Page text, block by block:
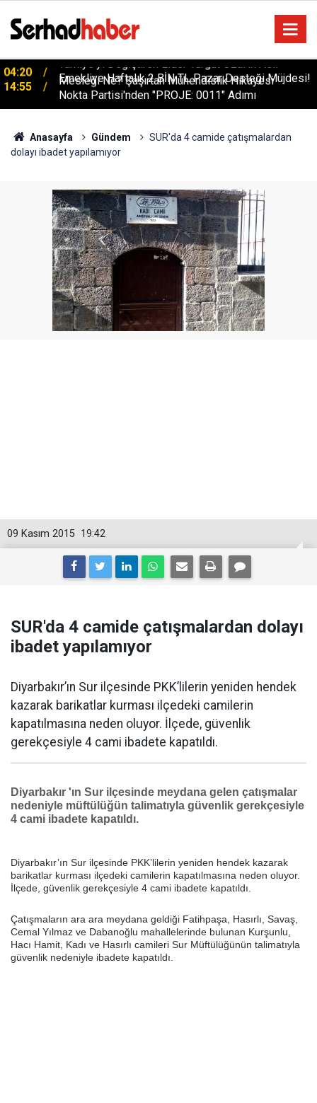
14:55
Emekliye Haftalık 2 BİN TL Pazar Desteği Müjdesi!
Nokta Partisi'nden "PROJE: 0011" Adımı
Anasayfa Gündem
SUR'da 4 camide çatışmalardan
dolayı ibadet yapılamıyor
19:42
09 Kasım 2015
SUR'da 4 camide çatışmalardan dolayı
ibadet yapılamıyor
Diyarbakır’ın Sur ilçesinde PKK’lilerin yeniden hendek
kazarak barikatlar kurması ilçedeki camilerin
kapatılmasına neden oluyor. İlçede, güvenlik
gerekçesiyle 4 cami ibadete kapatıldı.
Diyarbakır 'ın Sur ilçesinde meydana gelen çatışmalar
nedeniyle müftülüğün talimatıyla güvenlik gerekçesiyle
4 cami ibadete kapatıldı.
Diyarbakır’ın Sur ilçesinde PKK’lilerin yeniden hendek kazarak
barikatlar kurması ilçedeki camilerin kapatılmasına neden oluyor.
İlçede, güvenlik gerekçesiyle 4 cami ibadete kapatıldı.
Çatışmaların ara ara meydana geldiği Fatihpaşa, Hasırlı, Savaş,
Cemal Yılmaz ve Dabanoğlu mahallelerinde bulunan Kurşunlu,
Hacı Hamit, Kadı ve Hasırlı camileri Sur Müftülüğünün talimatıyla
güvenlik nedeniyle ibadete kapatıldı.